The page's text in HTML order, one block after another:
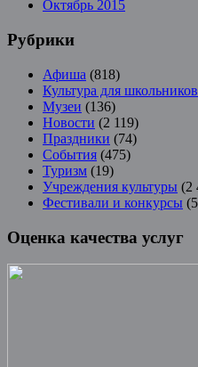
Октябрь 2015
Рубрики
Афиша (818)
Культура для школьников
Музеи (136)
Новости (2 119)
Праздники (74)
События (475)
Туризм (19)
Учреждения культуры (2
Фестивали и конкурсы
Оценка качества услуг